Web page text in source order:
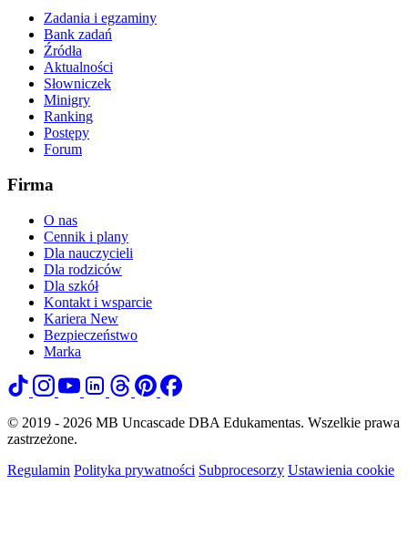
Zadania i egzaminy
Bank zadań
Źródła
Aktualności
Słowniczek
Minigry
Ranking
Postępy
Forum
Firma
O nas
Cennik i plany
Dla nauczycieli
Dla rodziców
Dla szkół
Kontakt i wsparcie
Kariera New
Bezpieczeństwo
Marka
© 2019 - 2026 MB Uncascade DBA Edukamentas. Wszelkie prawa
zastrzeżone.
Regulamin Polityka prywatności Subprocesorzy Ustawienia cookie